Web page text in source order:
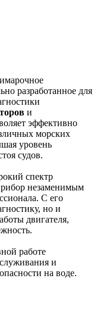
разработанное для
и
эффективно
морских
уровень
судов.
спектр
незаменимым
С его
но и
двигателя,
работе
и
на воде.